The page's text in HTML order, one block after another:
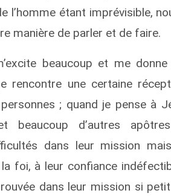
l’homme étant imprévisible,
manière de parler et de faire.
beaucoup et me
rencontre une certaine
; quand je pense à
beaucoup d’autres
dans leur mission
foi, à leur confiance
dans leur mission si